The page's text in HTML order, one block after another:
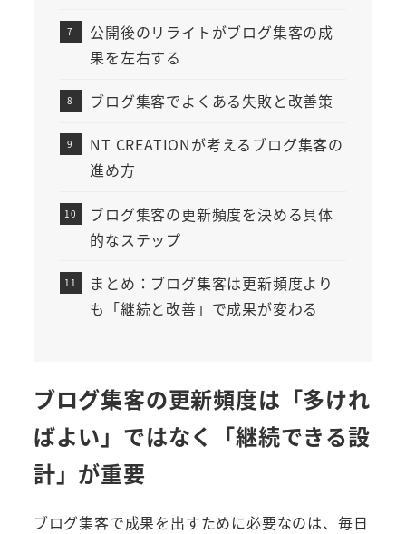
公開後のリライトがブログ集客の成
果を左右する
ブログ集客でよくある失敗と改善策
NT CREATIONが考えるブログ集客の
進め方
ブログ集客の更新頻度を決める具体
的なステップ
まとめ：ブログ集客は更新頻度より
も「継続と改善」で成果が変わる
ブログ集客の更新頻度は「多けれ
ばよい」ではなく「継続できる設
計」が重要
ブログ集客で成果を出すために必要なのは、毎日